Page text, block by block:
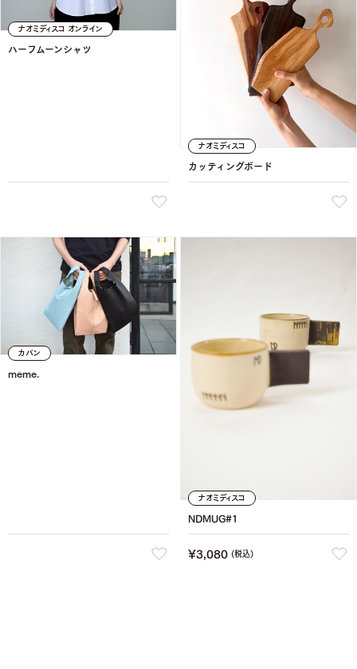
ナオミディスコ オンライン
ハーフムーンシャツ
ナオミディスコ
カッティングボード
カバン
meme.
ナオミディスコ
NDMUG#1
¥3,080 (税込)